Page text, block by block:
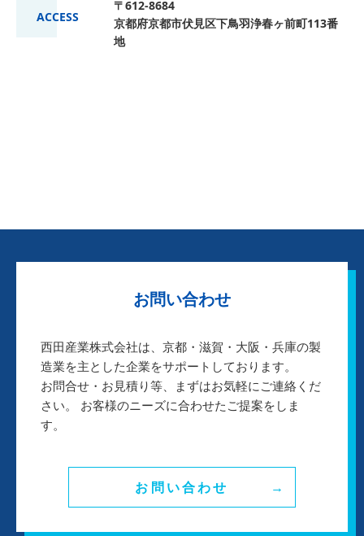
ACCESS
〒612-8684
京都府京都市伏見区下鳥羽浄春ヶ前町113番
地
お問い合わせ
西田産業株式会社は、京都・滋賀・大阪・兵庫の製
造業を主とした企業をサポートしております。
お問合せ・お見積り等、まずはお気軽にご連絡くだ
さい。 お客様のニーズに合わせたご提案をしま
す。
お問い合わせ